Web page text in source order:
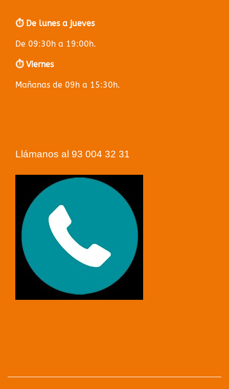
⏱️ De lunes a jueves
De 09:30h a 19:00h.
⏱️ Viernes
Mañanas de 09h a 15:30h.
Llámanos al 93 004 32 31